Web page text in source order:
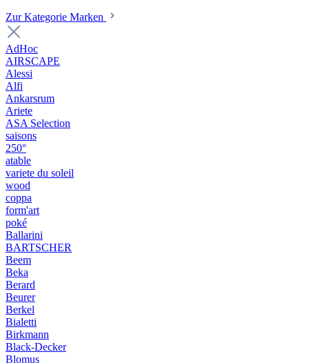
Zur Kategorie Marken
AdHoc
AIRSCAPE
Alessi
Alfi
Ankarsrum
Ariete
ASA Selection
saisons
250°
atable
variete du soleil
wood
coppa
form'art
poké
Ballarini
BARTSCHER
Beem
Beka
Berard
Beurer
Berkel
Bialetti
Birkmann
Black-Decker
Blomus